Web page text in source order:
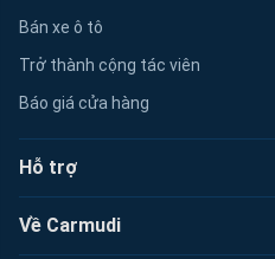
Bán xe ô tô
Trở thành cộng tác viên
Báo giá cửa hàng
Hỗ trợ
Về Carmudi